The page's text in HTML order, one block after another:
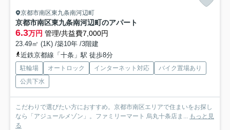
京都市南区東九条南河辺町
京都市南区東九条南河辺町のアパート
6.3万円 管理/共益費7,000円
23.49㎡ (1K) /築10年 /3階建
近鉄京都線「十条」駅 徒歩8分
駐輪場 オートロック インターネット対応
バイク置場あり
公共下水
こだわりで選びたい方におすすめ。京都市南区エリアで住まいをお探し
なら「アジュールメゾン」。ファミリーマート 烏丸十条店ま... もっと見
る